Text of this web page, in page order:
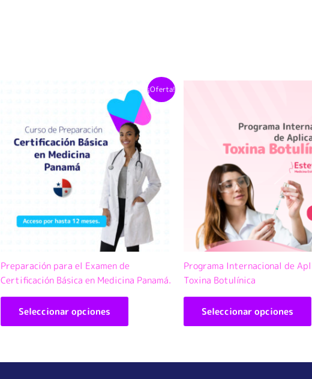
¡Oferta!
Preparación para el Examen de
Certificación Básica en Medicina Panamá.
Seleccionar opciones
Este
producto
tiene
múltiples
variantes.
Las
opciones
se
pueden
elegir
la
de
Programa Internacional de
Toxina Botulínica
Seleccionar opciones